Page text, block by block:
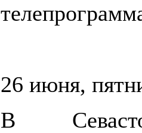
26 июня,
В